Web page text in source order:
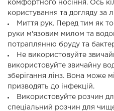
комфортного носіння. Ось
користування та догляду за
Миття рук. Перед тим як
руки м'язовим милом та
потраплянню бруду та
Не використовуйте
використовуйте звичайну
зберігання лінз. Вона може
призводять до інфекцій.
Використовуйте розчин
спеціальний розчин для